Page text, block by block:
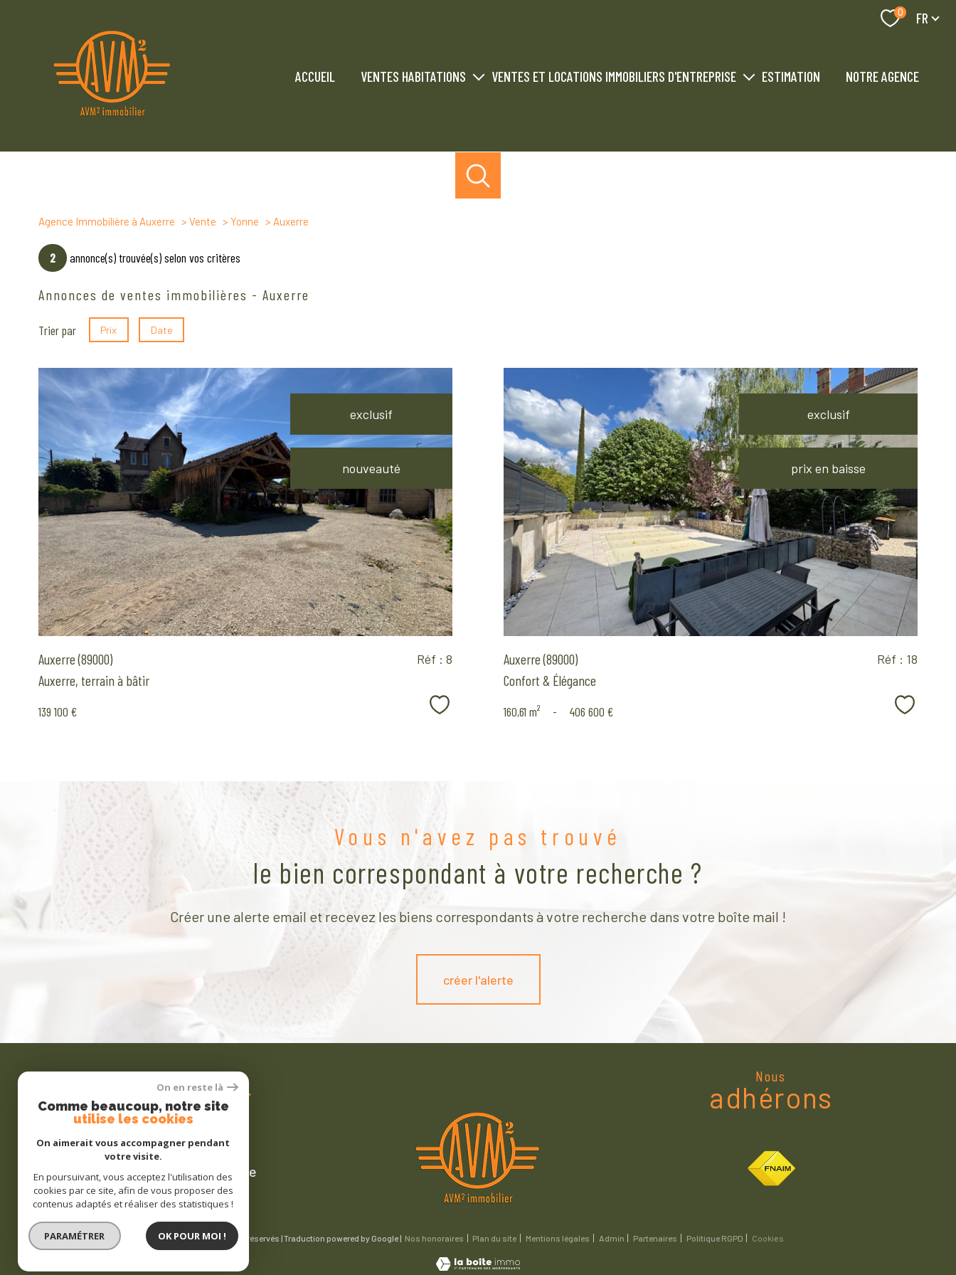
0 FR
ACCUEIL VENTES HABITATIONS VENTES ET LOCATIONS IMMOBILIERS D'ENTREPRISE ESTIMATION NOTRE AGENCE
Agence Immobilière à Auxerre Vente Yonne Auxerre
2 annonce(s) trouvée(s) selon vos critères
Annonces de ventes immobilières - Auxerre
Trier par Prix Date
exclusif
nouveauté
voir le
bien
Auxerre (89000)
Auxerre, terrain à bâtir
Réf : 8
139 100 € Sélectionner
exclusif
prix en baisse
voir le
bien
Auxerre (89000)
Confort & Élégance
Réf : 18
160,61 m² - 406 600 €
Vous n'avez pas trouvé
le bien correspondant à votre recherche ?
Créer une alerte email et recevez les biens correspondants à votre recherche dans votre boîte mail !
créer l'alerte
Se
connecter
espace propriétaire
Nous
adhérons
© 2026 | Tous droits réservés | Traduction powered by Google | Nos honoraires Plan du site Mentions légales Admin Partenaires Politique RGPD Cookies
On en reste là
Comme beaucoup, notre site
utilise les cookies
On aimerait vous accompagner pendant
votre visite.
En poursuivant, vous acceptez l'utilisation des
cookies par ce site, afin de vous proposer des
contenus adaptés et réaliser des statistiques !
PARAMÉTRER OK POUR MOI !